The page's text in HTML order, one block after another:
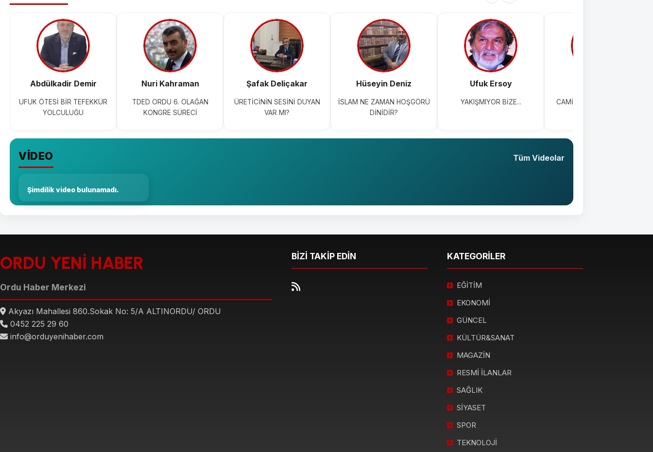
Abdülkadir Demir
UFUK ÖTESİ BİR TEFEKKÜR
YOLCULUĞU
Nuri Kahraman
TDED ORDU 6. OLAĞAN
KONGRE SÜRECİ
Şafak Deliçakar
ÜRETİCİNİN SESİNİ DUYAN
VAR MI?
Hüseyin Deniz
İSLAM NE ZAMAN HOŞGÖRÜ
DİNİDİR?
Ufuk Ersoy
YAKIŞMIYOR BİZE...
CAMİ AVLULARI OTOPARK
VİDEO Tüm Videolar
Şimdilik video bulunamadı.
ORDU YENİ HABER
Ordu Haber Merkezi
Akyazı Mahallesi 860.Sokak No: 5/A ALTINORDU/ ORDU
0452 225 29 60
info@orduyenihaber.com
BİZİ TAKİP EDİN KATEGORİLER
EĞİTİM
EKONOMİ
GÜNCEL
KÜLTÜR&SANAT
MAGAZİN
RESMİ İLANLAR
SAĞLIK
SİYASET
SPOR
TEKNOLOJİ